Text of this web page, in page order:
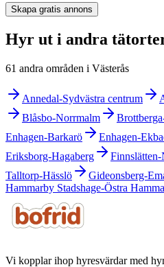
Skapa gratis annons
Hyr ut i andra
61 andra områden i Västerås
Annedal-Sydvästra centrum
Blåsbo-Norrmalm
Enhagen-Barkarö
Enhagen-
Eriksborg-Hagaberg
Talltorp-Hässlö
Gideonsberg-
Hammarby Stadshage-Östra
Vi kopplar ihop hyresvärdar med